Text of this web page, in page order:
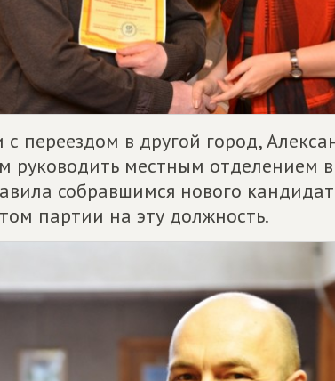
с переездом в другой город,
руководить местным отделением в
собравшимся нового
партии на эту должность.